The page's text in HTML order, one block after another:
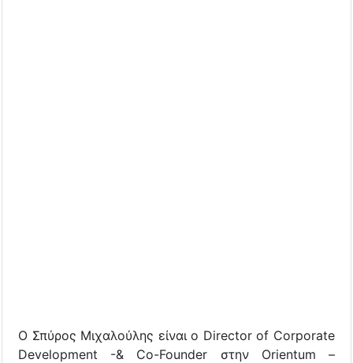
Ο Σπύρος Μιχαλούλης είναι ο Director of Corporate
Development -& Co-Founder στην Orientum –